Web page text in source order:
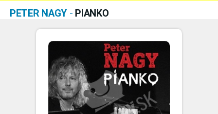
PETER NAGY - PIANKO